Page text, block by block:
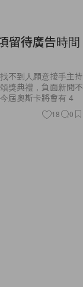
留待廣告時間
不到人願意接手主持
獎典禮，負面新聞不
屆奧斯卡將會有 4
18 0